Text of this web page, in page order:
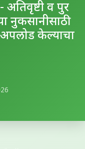
व पुर
नुकसानीसाठी
अपलोड केल्याचा